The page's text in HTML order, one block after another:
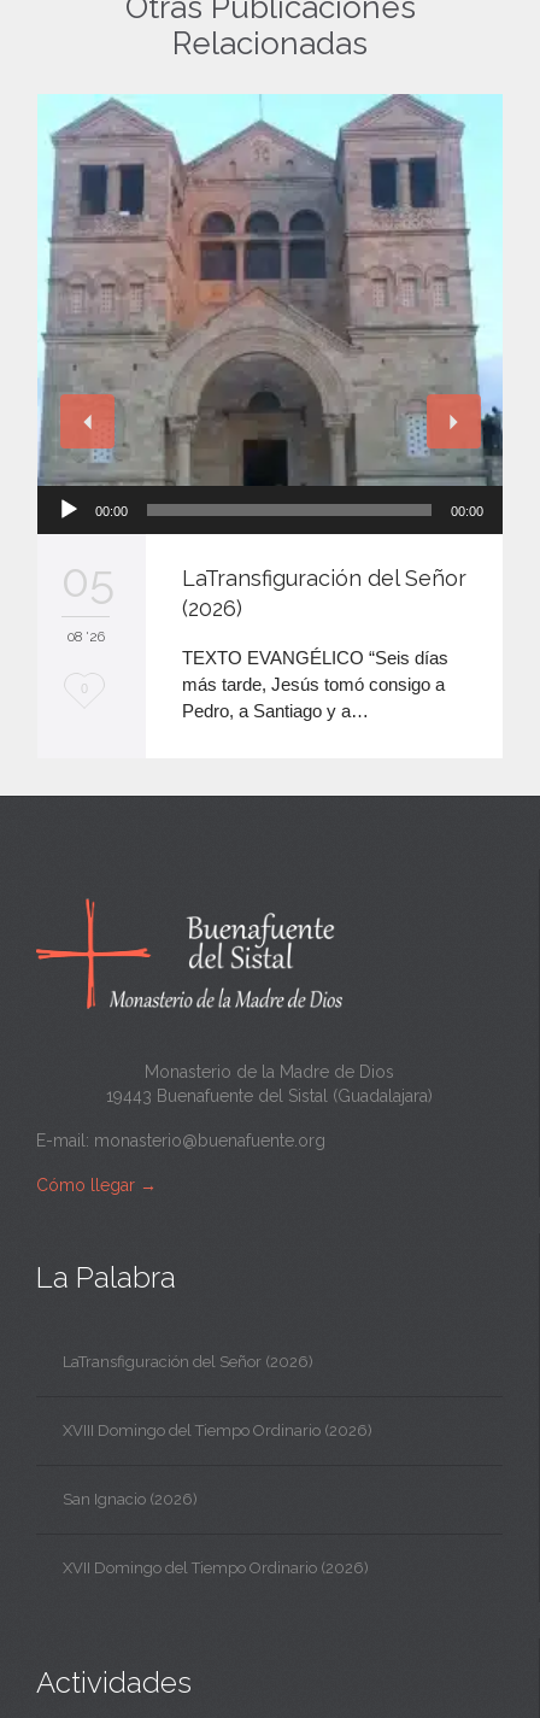
Otras Publicaciones
Relacionadas
00:00 00:00
05
08 '26
M
n
a
0
LaTransfiguración del Señor
(2026)
TEXTO EVANGÉLICO “Seis días
más tarde, Jesús tomó consigo a
Pedro, a Santiago y a…
Monasterio de la Madre de Dios
19443 Buenafuente del Sistal (Guadalajara)
E-mail: monasterio@buenafuente.org
Cómo llegar →
La Palabra
LaTransfiguración del Señor (2026)
XVIII Domingo del Tiempo Ordinario (2026)
San Ignacio (2026)
XVII Domingo del Tiempo Ordinario (2026)
Actividades